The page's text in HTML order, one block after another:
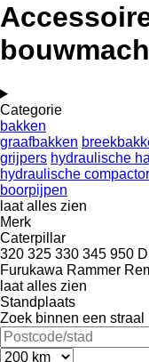
Categorie
bakken
graafbakken
grijpers hydraulische
hydraulische
boorpijpen
laat alles zien
Merk
Caterpillar
320 325 330 345 950
Furukawa Rammer
laat alles zien
Standplaats
Zoek binnen een straal